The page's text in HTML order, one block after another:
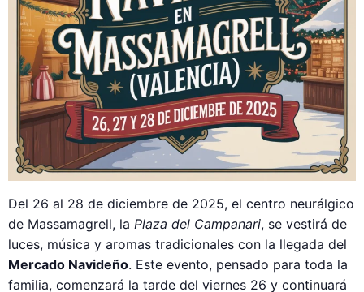
Del 26 al 28 de diciembre de 2025, el centro neurálgico
de Massamagrell, la Plaza del Campanari, se vestirá de
luces, música y aromas tradicionales con la llegada del
Mercado Navideño. Este evento, pensado para toda la
familia, comenzará la tarde del viernes 26 y continuará